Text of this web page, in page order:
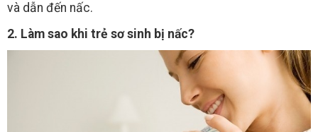
và dẫn đến nấc.
2. Làm sao khi trẻ sơ sinh bị nấc?